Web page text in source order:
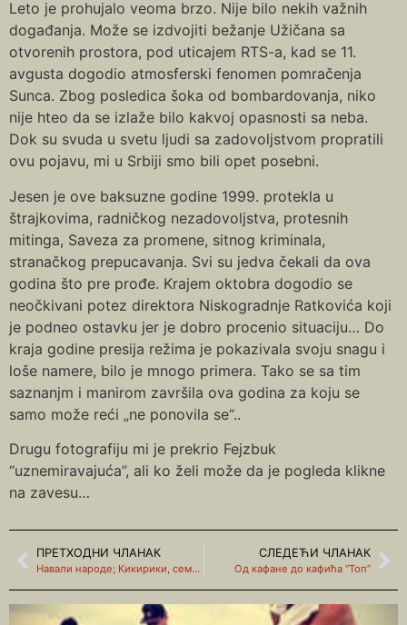
Leto je prohujalo veoma brzo. Nije bilo nekih važnih
događanja. Može se izdvojiti bežanje Užičana sa
otvorenih prostora, pod uticajem RTS-a, kad se 11.
avgusta dogodio atmosferski fenomen pomračenja
Sunca. Zbog posledica šoka od bombardovanja, niko
nije hteo da se izlaže bilo kakvoj opasnosti sa neba.
Dok su svuda u svetu ljudi sa zadovoljstvom propratili
ovu pojavu, mi u Srbiji smo bili opet posebni.
Jesen je ove baksuzne godine 1999. protekla u
štrajkovima, radničkog nezadovoljstva, protesnih
mitinga, Saveza za promene, sitnog kriminala,
stranačkog prepucavanja. Svi su jedva čekali da ova
godina što pre prođe. Krajem oktobra dogodio se
neočkivani potez direktora Niskogradnje Ratkovića koji
je podneo ostavku jer je dobro procenio situaciju… Do
kraja godine presija režima je pokazivala svoju snagu i
loše namere, bilo je mnogo primera. Tako se sa tim
saznanjm i manirom završila ova godina za koju se
samo može reći „ne ponovila se“..
Drugu fotografiju mi je prekrio Fejzbuk
“uznemiravajuća”, ali ko želi može da je pogleda klikne
na zavesu…
ПРЕТХОДНИ ЧЛАНАК
Навали народе; Кикирики, семенке, леблебије !
СЛЕДЕЋИ ЧЛАНАК
Од кафане до кафића “Топ”